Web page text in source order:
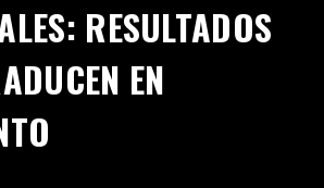
RESULTADOS
EN